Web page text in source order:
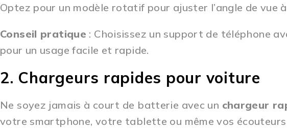
Optez pour un modèle rotatif pour ajuster l’angle de vue
Conseil pratique : Choisissez un support de téléphone
pour un usage facile et rapide.
2. Chargeurs rapides pour voiture
Ne soyez jamais à court de batterie avec un chargeur
votre smartphone, votre tablette ou même vos